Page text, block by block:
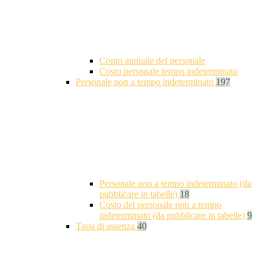
Conto annuale del personale
Costo personale tempo indeterminato
Personale non a tempo indeterminato 197
Personale non a tempo indeterminato (da
pubblicare in tabelle) 18
Costo del personale non a tempo
indeterminato (da pubblicare in tabelle) 9
Tassi di assenza 40